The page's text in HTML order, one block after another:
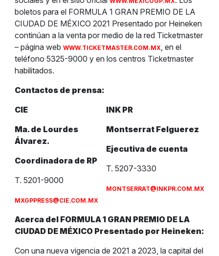
boletos para el FORMULA 1 GRAN PREMIO DE LA
CIUDAD DE MÉXICO 2021 Presentado por Heineken
continúan a la venta por medio de la red Ticketmaster
– página web WWW.TICKETMASTER.COM.MX, en el
teléfono 5325-9000 y en los centros Ticketmaster
habilitados.
Contactos de prensa:
CIE
Ma. de Lourdes
Álvarez.
Coordinadora de RP
T. 5201-9000
MXGPPRESS@CIE.COM.MX
INK PR
Montserrat Felguerez
Ejecutiva de cuenta
T. 5207-3330
MONTSERRAT@INKPR.COM.MX
Acerca del FORMULA 1 GRAN PREMIO DE LA
CIUDAD DE MÉXICO Presentado por Heineken:
Con una nueva vigencia de 2021 a 2023, la capital del